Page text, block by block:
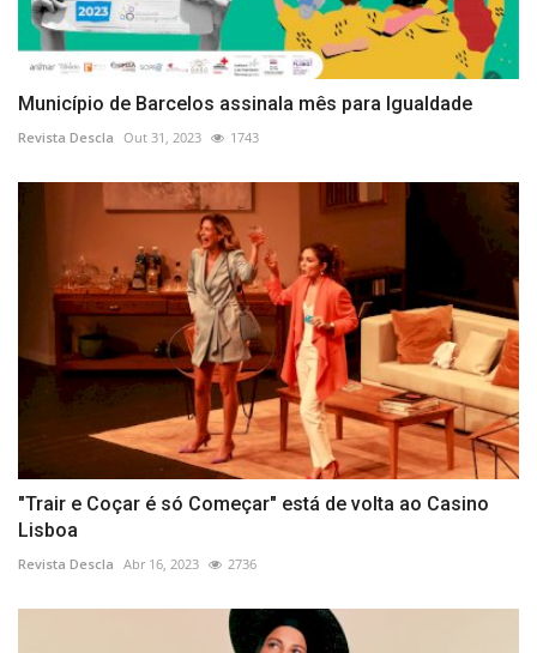
Município de Barcelos assinala mês para Igualdade
Revista Descla Out 31, 2023 1743
"Trair e Coçar é só Começar" está de volta ao Casino
Lisboa
Revista Descla Abr 16, 2023 2736